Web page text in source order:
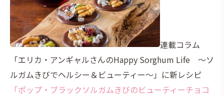
連載コラム
「エリカ・アンギャルさんのHappy Sorghum Life ～ソ
ルガムきびでヘルシー＆ビューティー～」に新レシピ
「ポップ・ブラックソルガムきびのビューティーチョコ